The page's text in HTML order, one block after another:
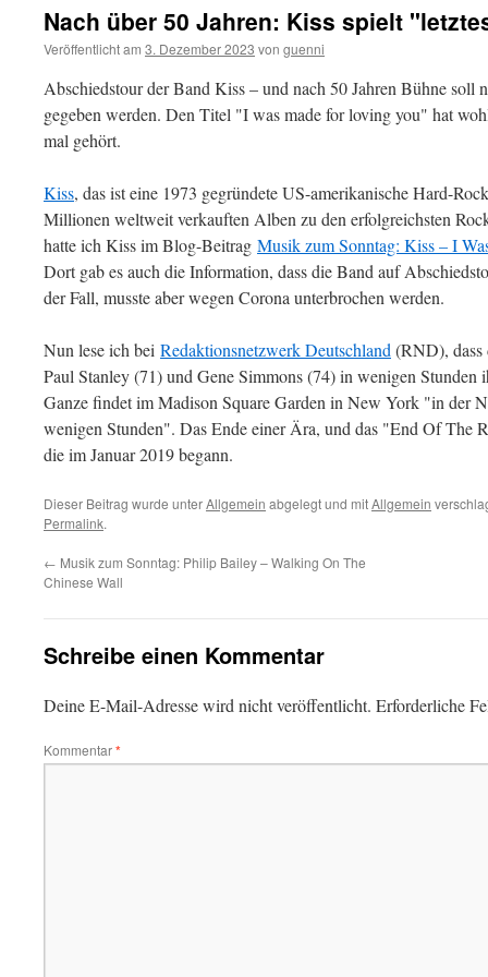
Nach über 50 Jahren: Kiss spielt
Veröffentlicht am 3. Dezember 2023 von guenni
Abschiedstour der Band Kiss – und nach 50 Jahren Bühne soll
gegeben werden. Den Titel "I was made for loving you" hat
mal gehört.
Kiss, das ist eine 1973 gegründete US-amerikanische Hard-
Millionen weltweit verkauften Alben zu den erfolgreichsten
hatte ich Kiss im Blog-Beitrag Musik zum Sonntag: Kiss – I
Dort gab es auch die Information, dass die Band auf
der Fall, musste aber wegen Corona unterbrochen werden.
Nun lese ich bei Redaktionsnetzwerk Deutschland (RND), dass
Paul Stanley (71) und Gene Simmons (74) in wenigen
Ganze findet im Madison Square Garden in New York "in der
wenigen Stunden". Das Ende einer Ära, und das "End Of The
die im Januar 2019 begann.
Dieser Beitrag wurde unterAllgemein abgelegt und mitAllgemein
Permalink.
← Musik zum Sonntag: Philip Bailey – Walking On The
Chinese Wall
Schreibe einen Kommentar
Deine E-Mail-Adresse wird nicht veröffentlicht. Erforderliche
Kommentar*